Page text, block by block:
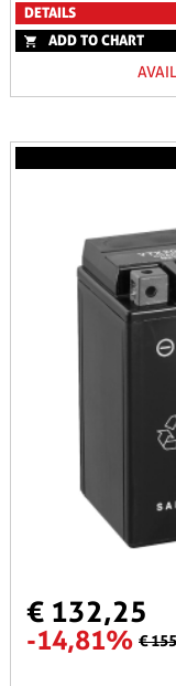
DETAILS
ADD TO CHART
€ 132,25
-14,81% €